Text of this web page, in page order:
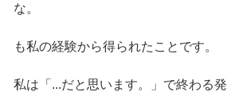
な。
も私の経験から得られたことです。
私は「...だと思います。」で終わる発